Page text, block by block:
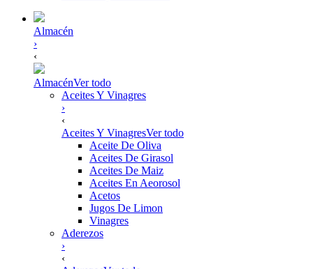
Almacén
›
‹
AlmacénVer todo
Aceites Y Vinagres
›
‹
Aceites Y VinagresVer todo
Aceite De Oliva
Aceites De Girasol
Aceites De Maiz
Aceites En Aeorosol
Acetos
Jugos De Limon
Vinagres
Aderezos
›
‹